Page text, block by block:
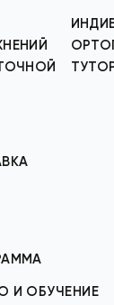
И ОБУЧЕНИЕ